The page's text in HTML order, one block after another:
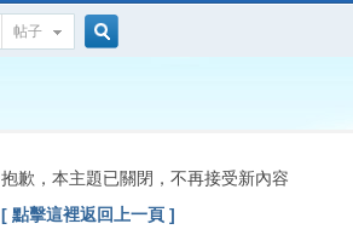
帖子
索
抱歉，本主題已關閉，不再接受新內容
[ 點擊這裡返回上一頁 ]